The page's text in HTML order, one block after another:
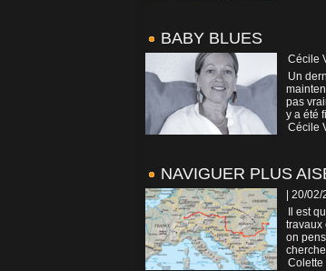
BABY BLUES
Cécile
Un
pas
y a été
Cécile
NAVIGUER PLUS
| 20/
Il est
travaux
on
Colette